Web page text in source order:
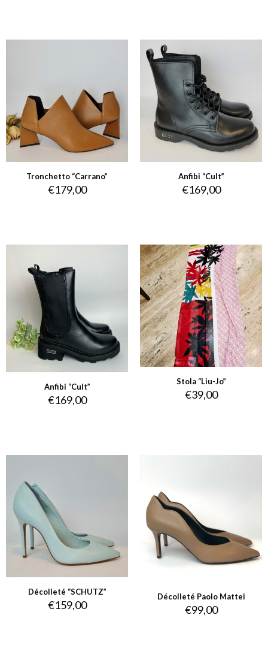
Tronchetto “Carrano”
€179,00
Anfibi “Cult”
€169,00
Anfibi “Cult”
€169,00
Stola “Liu-Jo”
€39,00
Décolleté “SCHUTZ”
€159,00
Décolleté Paolo Mattei
€99,00